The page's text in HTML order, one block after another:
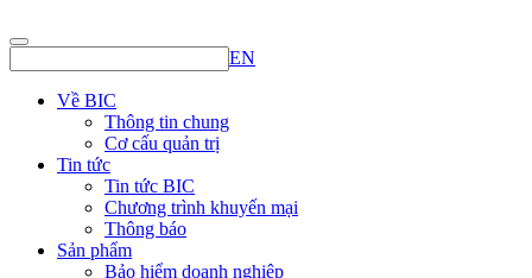
EN
Về BIC
Thông tin chung
Cơ cấu quản trị
Tin tức
Tin tức BIC
Chương trình khuyến mại
Thông báo
Sản phẩm
Bảo hiểm doanh nghiệp